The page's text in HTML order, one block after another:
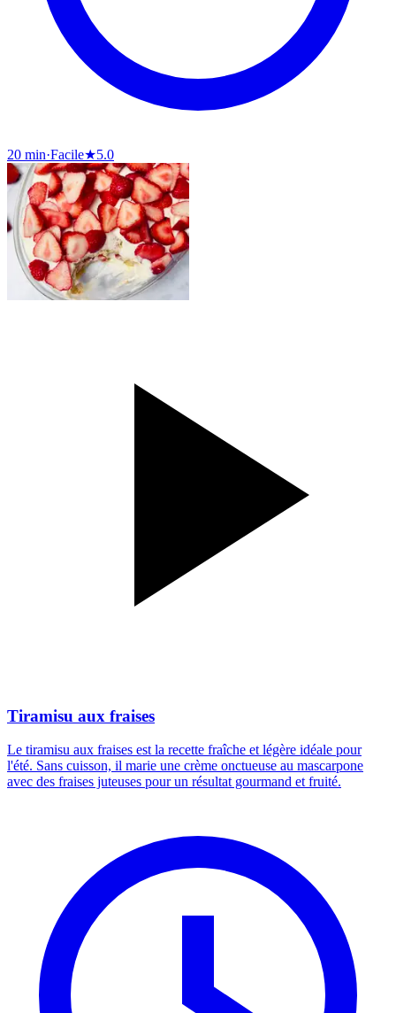
20 min·Facile★5.0
Tiramisu aux fraises
Le tiramisu aux fraises est la recette fraîche et légère idéale pour
l'été. Sans cuisson, il marie une crème onctueuse au mascarpone
avec des fraises juteuses pour un résultat gourmand et fruité.